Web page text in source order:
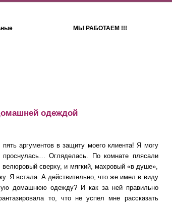
МЫ РАБОТАЕМ !!!
одеждой
аргументов в защиту моего клиента! Я могу
Огляделась. По комнате плясали
сверху, и мягкий, махровый «в душе»,
Я встала. А действительно, что же имел в виду
домашнюю одежду? И как за ней правильно
то, что не успел мне рассказать